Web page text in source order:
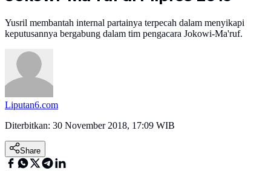
Yusril membantah internal partainya terpecah dalam menyikapi
keputusannya bergabung dalam tim pengacara Jokowi-Ma'ruf.
Liputan6.com
Diterbitkan: 30 November 2018, 17:09 WIB
Share